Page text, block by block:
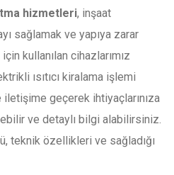
hizmetleri, inşaat
sağlamak ve yapıya zarar
kullanılan cihazlarımız
ısıtıcı kiralama işlemi
geçerek ihtiyaçlarınıza
ve detaylı bilgi alabilirsiniz.
teknik özellikleri ve sağladığı